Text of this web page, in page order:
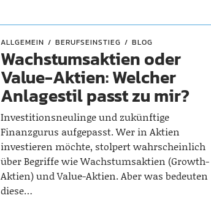
ALLGEMEIN BERUFSEINSTIEG BLOG
Wachstumsaktien oder
Value-Aktien: Welcher
Anlagestil passt zu mir?
Investitionsneulinge und zukünftige
Finanzgurus aufgepasst. Wer in Aktien
investieren möchte, stolpert wahrscheinlich
über Begriffe wie Wachstumsaktien (Growth-
Aktien) und Value-Aktien. Aber was bedeuten
diese…